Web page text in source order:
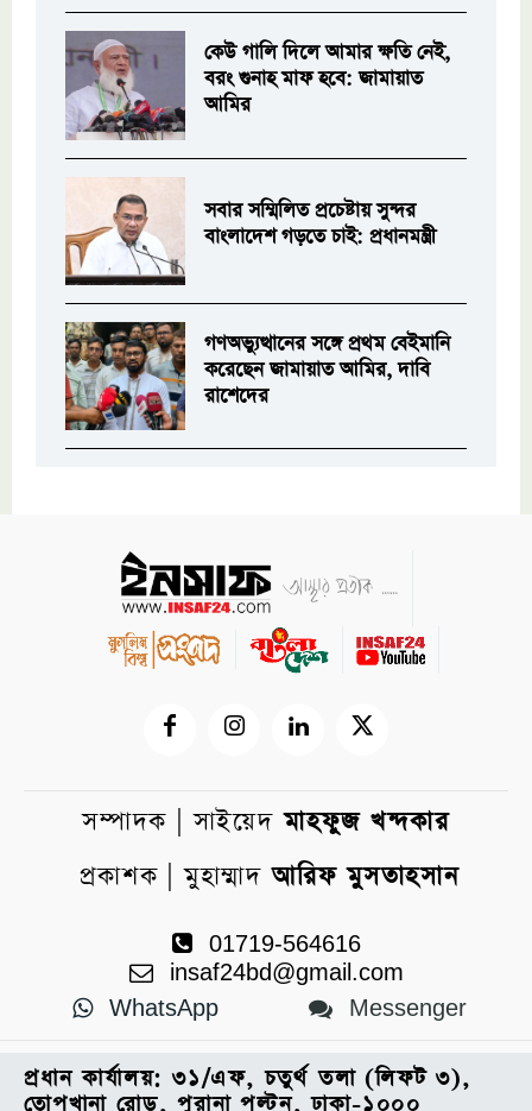
কেউ গালি দিলে আমার ক্ষতি নেই,
বরং গুনাহ মাফ হবে: জামায়াত
আমির
সবার সম্মিলিত প্রচেষ্টায় সুন্দর
বাংলাদেশ গড়তে চাই: প্রধানমন্ত্রী
গণঅভ্যুত্থানের সঙ্গে প্রথম বেইমানি
করেছেন জামায়াত আমির, দাবি
রাশেদের
সম্পাদক | সাইয়েদমাহফুজ খন্দকার
প্রকাশক | মুহাম্মাদআরিফ মুসতাহসান
01719-564616
insaf24bd@gmail.com
WhatsApp
Messenger
প্রধান কার্যালয়: ৩১/এফ, চতুর্থ তলা (লিফট ৩),
তোপখানা রোড, পুরানা পল্টন, ঢাকা-১০০০